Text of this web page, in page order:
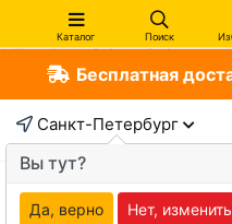
Каталог Поиск
Бесплатная
Санкт-Петербург
Вы тут?
Да, верно Нет, изменить